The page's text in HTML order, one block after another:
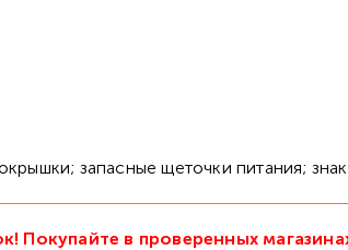
запасные щеточки питания;
Покупайте в проверенных